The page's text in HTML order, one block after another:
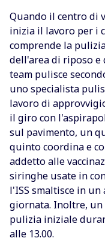
Quando il centro di
inizia il lavoro per i
comprende la
dell'area di riposo
team pulisce
uno specialista
lavoro di
il giro con
sul pavimento, un
quinto coordina e
addetto alle
siringhe usate in
l'ISS smaltisce in
giornata. Inoltre,
pulizia iniziale
alle 13.00.